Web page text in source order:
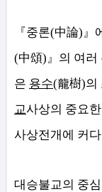
『중론(中論) 』
(中頌) 』 의 여러
은 용수(龍樹)의
교사상의 중요
사상전개에 커
대승불교의 중